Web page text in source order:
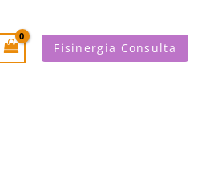
Fisinergia Consulta